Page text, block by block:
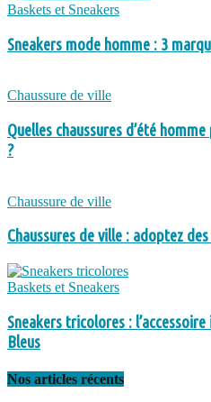
Baskets et Sneakers
Sneakers mode homme : 3
Chaussure de ville
Quelles chaussures d’été
?
Chaussure de ville
Chaussures de ville : adoptez
Baskets et Sneakers
Sneakers tricolores :
Bleus
Nos articles récents